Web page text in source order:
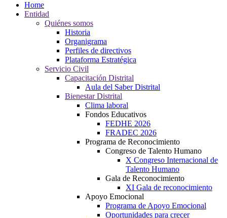
Home
Entidad
Quiénes somos
Historia
Organigrama
Perfiles de directivos
Plataforma Estratégica
Servicio Civil
Capacitación Distrital
Aula del Saber Distrital
Bienestar Distrital
Clima laboral
Fondos Educativos
FEDHE 2026
FRADEC 2026
Programa de Reconocimiento
Congreso de Talento Humano
X Congreso Internacional de
Talento Humano
Gala de Reconocimiento
XI Gala de reconocimiento
Apoyo Emocional
Programa de Apoyo Emocional
Oportunidades para crecer